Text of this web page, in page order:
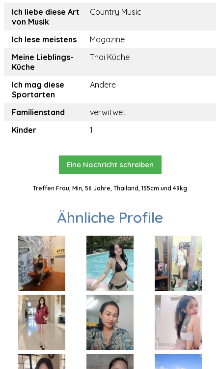
Ich liebe diese Art
von Musik
Country Music
Ich lese meistens
Magazine
Meine Lieblings-
Küche
Thai Küche
Ich mag diese
Sportarten
Andere
Familienstand
verwitwet
Kinder
1
Eine Nachricht schreiben
Treffen Frau, Min, 56 Jahre, Thailand, 155cm und 49kg
Ähnliche Profile